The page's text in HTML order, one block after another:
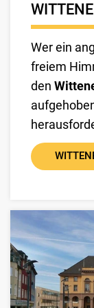
Wer ein
freiem
den